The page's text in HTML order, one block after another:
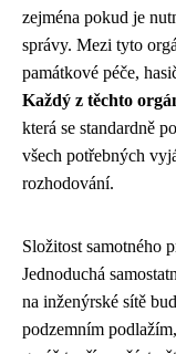
zejména pokud je
správy. Mezi tyto
památkové péče,
Každý z těchto
která se standardně
všech potřebných
rozhodování.
Složitost samotného
Jednoduchá
na inženýrské sítě
podzemním